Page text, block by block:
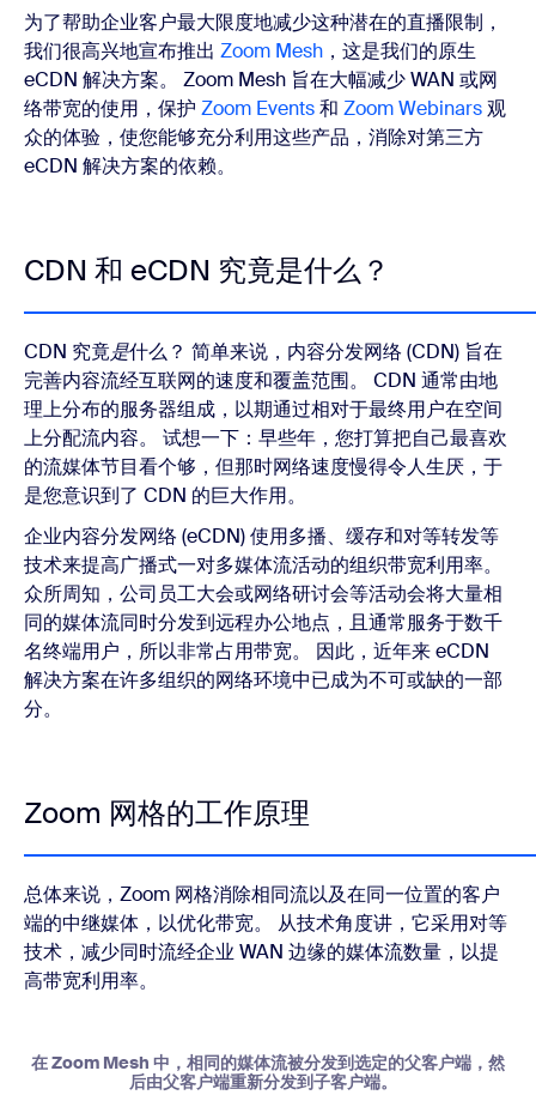
为了帮助企业客户最大限度地减少这种潜在的直播限制，
我们很高兴地宣布推出 Zoom Mesh ，这是我们的原生
eCDN 解决方案。 Zoom Mesh 旨在大幅减少 WAN 或网
络带宽的使用，保护 Zoom Events和 Zoom Webinars观
众的体验，使您能够充分利用这些产品，消除对第三方
eCDN 解决方案的依赖。
CDN 和 eCDN 究竟是什么？
CDN 究竟是什么？ 简单来说，内容分发网络 (CDN) 旨在
完善内容流经互联网的速度和覆盖范围。 CDN 通常由地
理上分布的服务器组成，以期通过相对于最终用户在空间
上分配流内容。 试想一下：早些年，您打算把自己最喜欢
的流媒体节目看个够，但那时网络速度慢得令人生厌，于
是您意识到了 CDN 的巨大作用。
企业内容分发网络 (eCDN) 使用多播、缓存和对等转发等
技术来提高广播式一对多媒体流活动的组织带宽利用率。
众所周知，公司员工大会或网络研讨会等活动会将大量相
同的媒体流同时分发到远程办公地点，且通常服务于数千
名终端用户，所以非常占用带宽。 因此，近年来 eCDN
解决方案在许多组织的网络环境中已成为不可或缺的一部
分。
Zoom 网格的工作原理
总体来说，Zoom 网格消除相同流以及在同一位置的客户
端的中继媒体，以优化带宽。 从技术角度讲，它采用对等
技术，减少同时流经企业 WAN 边缘的媒体流数量，以提
高带宽利用率。
在 Zoom Mesh 中，相同的媒体流被分发到选定的父客户端，然
后由父客户端重新分发到子客户端。